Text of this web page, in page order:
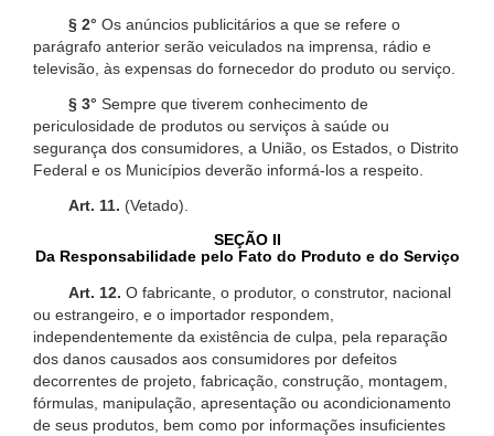
§ 2° Os anúncios publicitários a que se refere o
parágrafo anterior serão veiculados na imprensa, rádio e
televisão, às expensas do fornecedor do produto ou serviço.
§ 3° Sempre que tiverem conhecimento de
periculosidade de produtos ou serviços à saúde ou
segurança dos consumidores, a União, os Estados, o Distrito
Federal e os Municípios deverão informá-los a respeito.
Art. 11. (Vetado).
SEÇÃO II
Da Responsabilidade pelo Fato do Produto e do Serviço
Art. 12. O fabricante, o produtor, o construtor, nacional
ou estrangeiro, e o importador respondem,
independentemente da existência de culpa, pela reparação
dos danos causados aos consumidores por defeitos
decorrentes de projeto, fabricação, construção, montagem,
fórmulas, manipulação, apresentação ou acondicionamento
de seus produtos, bem como por informações insuficientes